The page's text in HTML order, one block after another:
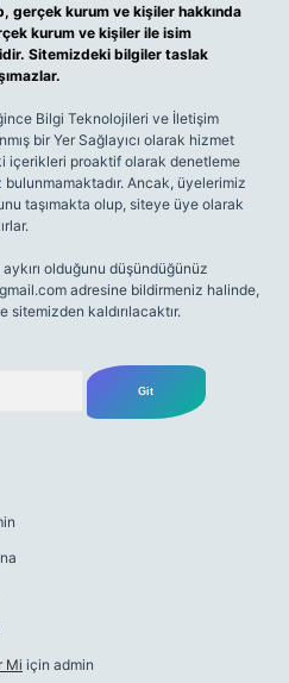
gerçek kurum ve kişiler hakkında
kurum ve kişiler ile isim
Sitemizdeki bilgiler taslak
Bilgi Teknolojileri ve İletişim
bir Yer Sağlayıcı olarak hizmet
içerikleri proaktif olarak denetleme
Ancak, üyelerimiz
taşımakta olup, siteye üye olarak
olduğunu düşündüğünüz
adresine bildirmeniz halinde,
kaldırılacaktır.
Mi için admin